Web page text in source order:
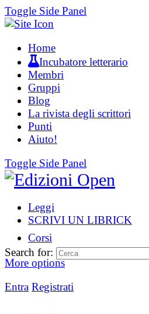
Toggle Side Panel
Home
Incubatore letterario
Membri
Gruppi
Blog
La rivista degli scrittori
Punti
Aiuto!
Toggle Side Panel
Leggi
SCRIVI UN LIBRICK
Corsi
More options
Entra Registrati
Search for: